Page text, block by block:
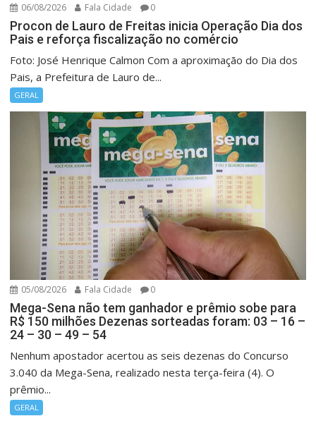
06/08/2026 Fala Cidade 0
Procon de Lauro de Freitas inicia Operação Dia dos
Pais e reforça fiscalização no comércio
Foto: José Henrique Calmon Com a aproximação do Dia dos
Pais, a Prefeitura de Lauro de...
GERAL
05/08/2026 Fala Cidade 0
Mega-Sena não tem ganhador e prêmio sobe para
R$ 150 milhões Dezenas sorteadas foram: 03 – 16 –
24 – 30 – 49 – 54
Nenhum apostador acertou as seis dezenas do Concurso
3.040 da Mega-Sena, realizado nesta terça-feira (4). O
prêmio...
GERAL